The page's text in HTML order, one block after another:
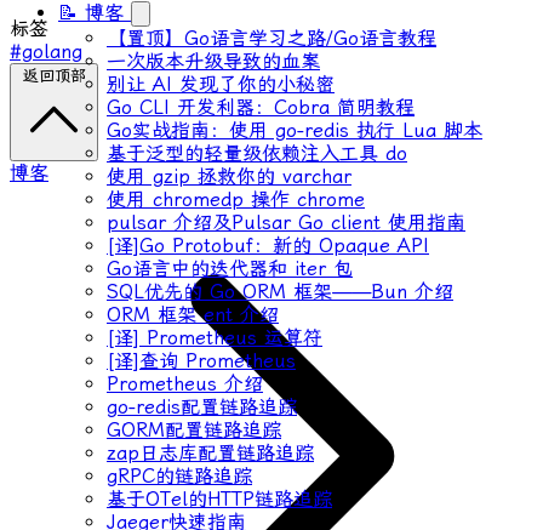
📝 博客
【置顶】Go语言学习之路/Go语言教程
一次版本升级导致的血案
别让 AI 发现了你的小秘密
Go CLI 开发利器：Cobra 简明教程
Go实战指南：使用 go-redis 执行 Lua 脚本
基于泛型的轻量级依赖注入工具 do
使用 gzip 拯救你的 varchar
使用 chromedp 操作 chrome
pulsar 介绍及Pulsar Go client 使用指南
[译]Go Protobuf：新的 Opaque API
Go语言中的迭代器和 iter 包
SQL优先的 Go ORM 框架——Bun 介绍
ORM 框架 ent 介绍
[译] Prometheus 运算符
[译]查询 Prometheus
Prometheus 介绍
go-redis配置链路追踪
GORM配置链路追踪
zap日志库配置链路追踪
gRPC的链路追踪
基于OTel的HTTP链路追踪
Jaeger快速指南
标签
#golang
返回顶部
博客